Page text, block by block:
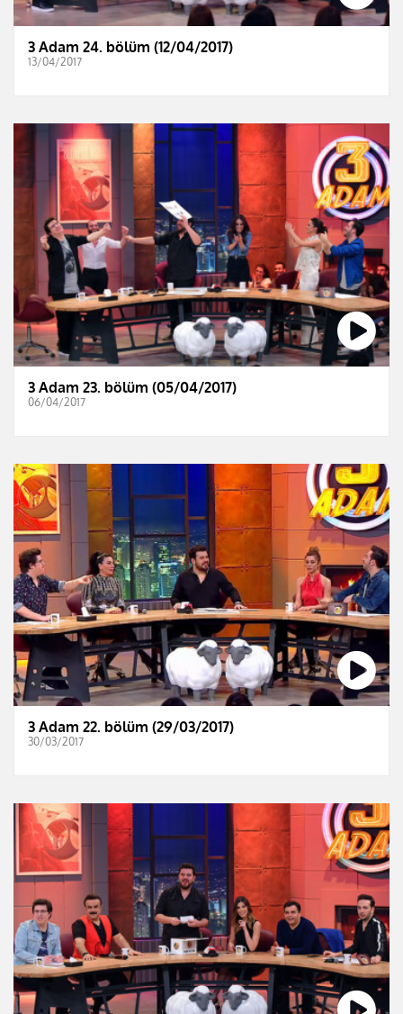
3 Adam 24. bölüm (12/04/2017)
13/04/2017
3 Adam 23. bölüm (05/04/2017)
06/04/2017
3 Adam 22. bölüm (29/03/2017)
30/03/2017